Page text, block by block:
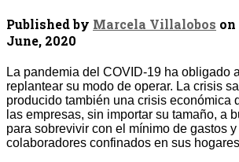
Published by Marcela Villalobos on
June, 2020
La pandemia del COVID-19 ha obligado
replantear su modo de operar. La crisis
producido también una crisis económica
las empresas, sin importar su tamaño, a
para sobrevivir con el mínimo de gastos
colaboradores confinados en sus